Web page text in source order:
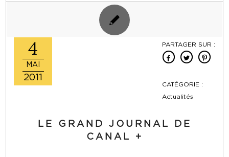
4
MAI
2011
PARTAGER SUR :
CATÉGORIE :
Actualités
LE GRAND JOURNAL DE
CANAL +